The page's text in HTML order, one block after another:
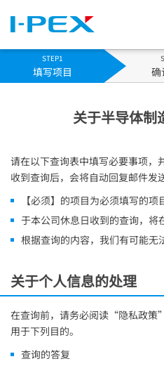
STEP1
当
填写项目 确
关于半导体制
请在以下查询表中填写必要事项，
收到查询后，会将自动回复邮件发
【必须】的项目为必须填写的项
于本公司休息日收到的查询，将
根据查询的内容，我们有可能无
关于个人信息的处理
在查询前，请务必阅读“隐私政策
用于下列目的。
查询的答复